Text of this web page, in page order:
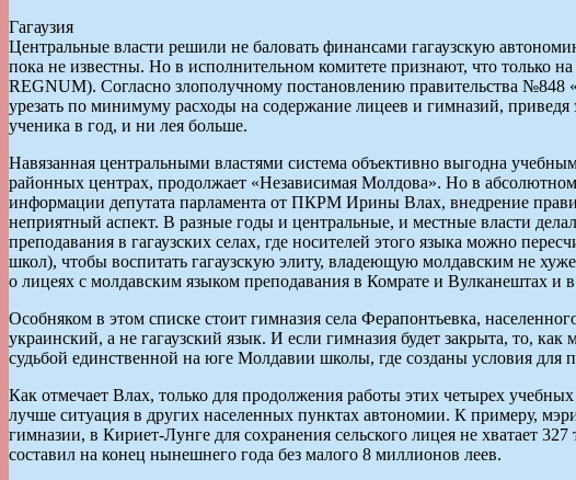
Гагаузия
Центральные власти решили не баловать финансами гагаузскую
пока не известны. Но в исполнительном комитете признают, что только
REGNUM). Согласно злополучному постановлению правительства
урезать по минимуму расходы на содержание лицеев и гимназий,
ученика в год, и ни лея больше.
Навязанная центральными властями система объективно выгодна
районных центрах, продолжает «Независимая Молдова». Но в
информации депутата парламента от ПКРМ Ирины Влах, внедрение
неприятный аспект. В разные годы и центральные, и местные власти
преподавания в гагаузских селах, где носителей этого языка можно
школ), чтобы воспитать гагаузскую элиту, владеющую молдавским не
о лицеях с молдавским языком преподавания в Комрате и Вулканештах
Особняком в этом списке стоит гимназия села Ферапонтьевка,
украинский, а не гагаузский язык. И если гимназия будет закрыта, то,
судьбой единственной на юге Молдавии школы, где созданы условия для
Как отмечает Влах, только для продолжения работы этих четырех
лучше ситуация в других населенных пунктах автономии. К примеру,
гимназии, в Кириет-Лунге для сохранения сельского лицея не хватает
составил на конец нынешнего года без малого 8 миллионов леев.